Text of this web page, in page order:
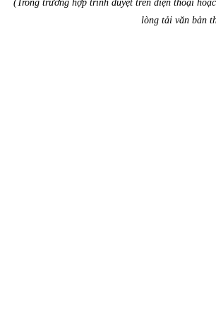
(Trong trường hợp trình duyệt trên điện thoại
lòng tải văn bản